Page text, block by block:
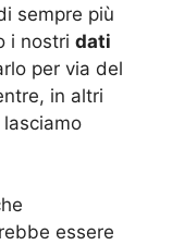
sempre più
i nostri dati
per via del
in altri
lasciamo
essere